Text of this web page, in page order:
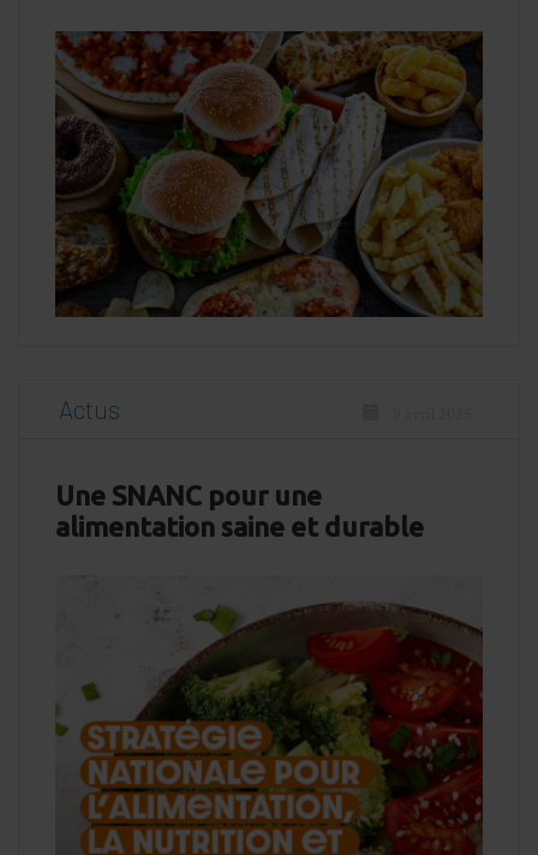
Actus
Une SNANC pour une
alimentation saine et durable